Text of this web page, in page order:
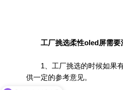
工厂挑选柔性oled屏需要
1、工厂挑选的时候如果有
供一定的参考意见。
现在有优惠活动吗